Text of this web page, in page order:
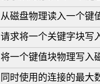
从磁盘物理读入一个键
请求将一个关键字块写
将一个键值块物理写入
同时使用的连接的最大